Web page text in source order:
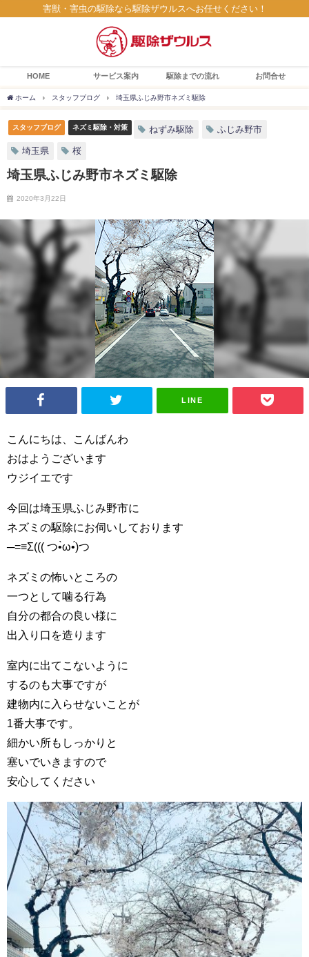
害獣・害虫の駆除なら駆除ザウルスへお任せください！
HOME サービス案内 駆除までの流れ お問合せ
ホーム スタッフブログ 埼玉県ふじみ野市ネズミ駆除
スタッフブログ ネズミ駆除・対策 ねずみ駆除 ふじみ野市
埼玉県 桜
埼玉県ふじみ野市ネズミ駆除
2020年3月22日
LINE
こんにちは、こんばんわ
おはようございます
ウジイエです
今回は埼玉県ふじみ野市に
ネズミの駆除にお伺いしております
─=≡Σ((( つ•̀ω•́)つ
ネズミの怖いところの
一つとして噛る行為
自分の都合の良い様に
出入り口を造ります
室内に出てこないように
するのも大事ですが
建物内に入らせないことが
1番大事です。
細かい所もしっかりと
塞いでいきますので
安心してください